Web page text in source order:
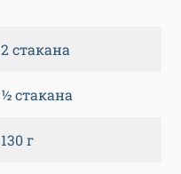
2 стакана
½ стакана
130 г